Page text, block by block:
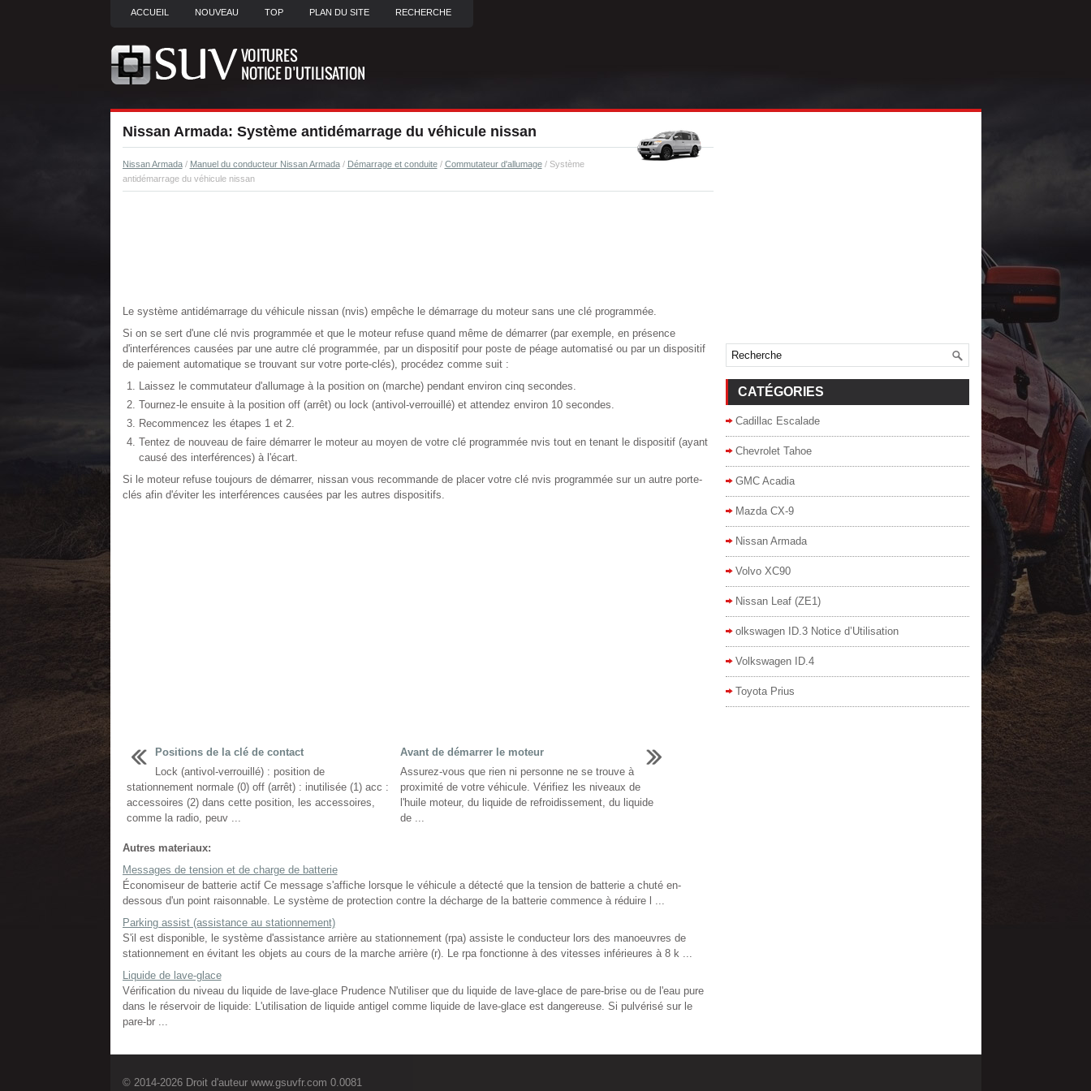
ACCUEIL NOUVEAU TOP PLAN DU SITE RECHERCHE
Nissan Armada: Système antidémarrage du véhicule nissan
Nissan Armada/ Manuel du conducteur Nissan Armada/ Démarrage et conduite/ Commutateur d'allumage/ Système
antidémarrage du véhicule nissan
Le système antidémarrage du véhicule nissan (nvis) empêche le démarrage du moteur sans une clé programmée.
Si on se sert d'une clé nvis programmée et que le moteur refuse quand même de démarrer (par exemple, en présence
d'interférences causées par une autre clé programmée, par un dispositif pour poste de péage automatisé ou par un dispositif
de paiement automatique se trouvant sur votre porte-clés), procédez comme suit :
Laissez le commutateur d'allumage à la position on (marche) pendant environ cinq secondes.
Tournez-le ensuite à la position off (arrêt) ou lock (antivol-verrouillé) et attendez environ 10 secondes.
Recommencez les étapes 1 et 2.
Tentez de nouveau de faire démarrer le moteur au moyen de votre clé programmée nvis tout en tenant le dispositif (ayant
causé des interférences) à l'écart.
Si le moteur refuse toujours de démarrer, nissan vous recommande de placer votre clé nvis programmée sur un autre porte-
clés afin d'éviter les interférences causées par les autres dispositifs.
Positions de la clé de contact
Lock (antivol-verrouillé) : position de
stationnement normale (0) off (arrêt) : inutilisée (1) acc :
accessoires (2) dans cette position, les accessoires,
comme la radio, peuv ...
Avant de démarrer le moteur
Assurez-vous que rien ni personne ne se trouve à
proximité de votre véhicule. Vérifiez les niveaux de
l'huile moteur, du liquide de refroidissement, du liquide
de ...
Autres materiaux:
Messages de tension et de charge de batterie
Économiseur de batterie actif Ce message s'affiche lorsque le véhicule a détecté que la tension de batterie a chuté en-
dessous d'un point raisonnable. Le système de protection contre la décharge de la batterie commence à réduire l ...
Parking assist (assistance au stationnement)
S'il est disponible, le système d'assistance arrière au stationnement (rpa) assiste le conducteur lors des manoeuvres de
stationnement en évitant les objets au cours de la marche arrière (r). Le rpa fonctionne à des vitesses inférieures à 8 k ...
Liquide de lave-glace
Vérification du niveau du liquide de lave-glace Prudence N'utiliser que du liquide de lave-glace de pare-brise ou de l'eau pure
dans le réservoir de liquide: L'utilisation de liquide antigel comme liquide de lave-glace est dangereuse. Si pulvérisé sur le
pare-br ...
CATÉGORIES
Cadillac Escalade
Chevrolet Tahoe
GMC Acadia
Mazda CX-9
Nissan Armada
Volvo XC90
Nissan Leaf (ZE1)
olkswagen ID.3 Notice d’Utilisation
Volkswagen ID.4
Toyota Prius
© 2014-2026 Droit d'auteur www.gsuvfr.com 0.0081